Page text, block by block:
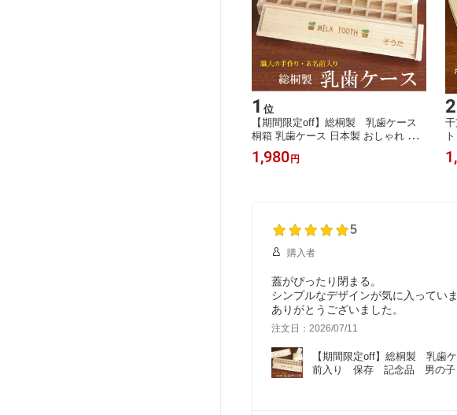
1 位
【期間限定off】総桐製 乳歯ケース
桐箱 乳歯ケース 日本製 おしゃれ か
わいい 乳歯入れ 赤ちゃん 出産祝
い 誕生日 プレゼント 名前入り
1,980円
2
5
購入者
蓋がぴったり閉まる。
シンプルなデザインが気に入っていま
ありがとうございました。
注文日：2026/07/11
【期間限定off】総桐製　乳歯
前入り　保存　記念品　男の